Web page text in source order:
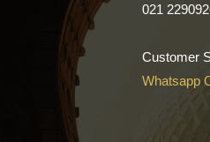
021
Customer
Whatsapp